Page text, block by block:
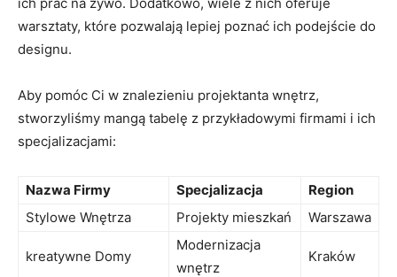
warsztaty, które pozwalają lepiej poznać ich podejście do
designu.
Aby pomóc Ci w znalezieniu projektanta wnętrz,
stworzyliśmy mangą tabelę z przykładowymi firmami i⁤ ich
specjalizacjami:
Nazwa Firmy Specjalizacja
Region
Stylowe Wnętrza
Projekty mieszkań Warszawa
kreatywne Domy
Modernizacja
wnętrz
Kraków